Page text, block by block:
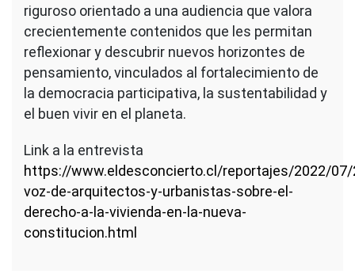
riguroso orientado a una audiencia que valora
crecientemente contenidos que les permitan
reflexionar y descubrir nuevos horizontes de
pensamiento, vinculados al fortalecimiento de
la democracia participativa, la sustentabilidad y
el buen vivir en el planeta.
Link a la entrevista
https://www.eldesconcierto.cl/reportajes/2022/
voz-de-arquitectos-y-urbanistas-sobre-el-
derecho-a-la-vivienda-en-la-nueva-
constitucion.html